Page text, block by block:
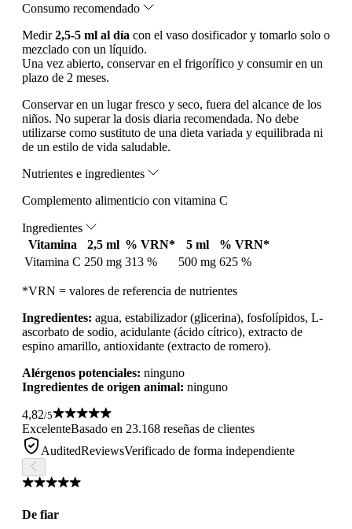
Consumo recomendado
Medir2,5-5 ml al día con el vaso dosificador y tomarlo solo o
mezclado con un líquido.
Una vez abierto, conservar en el frigorífico y consumir en un
plazo de 2 meses.
Conservar en un lugar fresco y seco, fuera del alcance de los
niños. No superar la dosis diaria recomendada. No debe
utilizarse como sustituto de una dieta variada y equilibrada ni
de un estilo de vida saludable.
Nutrientes e ingredientes
Complemento alimenticio con vitamina C
Ingredientes
Vitamina
2,5 ml % VRN* 5 ml
% VRN*
Vitamina C 250 mg 313 % 500 mg 625 %
*VRN = valores de referencia de nutrientes
Ingredientes: agua, estabilizador (glicerina), fosfolípidos, L-
ascorbato de sodio, acidulante (ácido cítrico), extracto de
espino amarillo, antioxidante (extracto de romero).
Alérgenos potenciales: ninguno
Ingredientes de origen animal: ninguno
4,82/5
ExcelenteBasado en 23.168 reseñas de clientes
AuditedReviewsVerificado de forma independiente
De fiar